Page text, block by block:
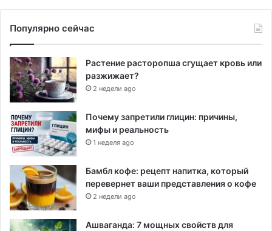
Популярно сейчас
Растение расторопша сгущает кровь или
разжижает?
2 недели ago
Почему запретили глицин: причины,
мифы и реальность
1 неделя ago
Бамбл кофе: рецепт напитка, который
перевернет ваши представления о кофе
2 недели ago
Ашваганда: 7 мощных свойств для